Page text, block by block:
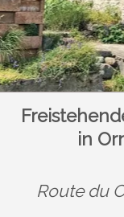
in
Route du